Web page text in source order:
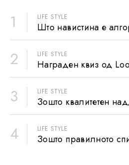
1 LIFE STYLE
Што навистина е
персонализираната
2 LIFE STYLE
Награден квиз од
Персонализирана
среќен добитник
3 LIFE STYLE
Зошто квалитетен
добар и здрав сон?
4 LIFE STYLE
Зошто правилното